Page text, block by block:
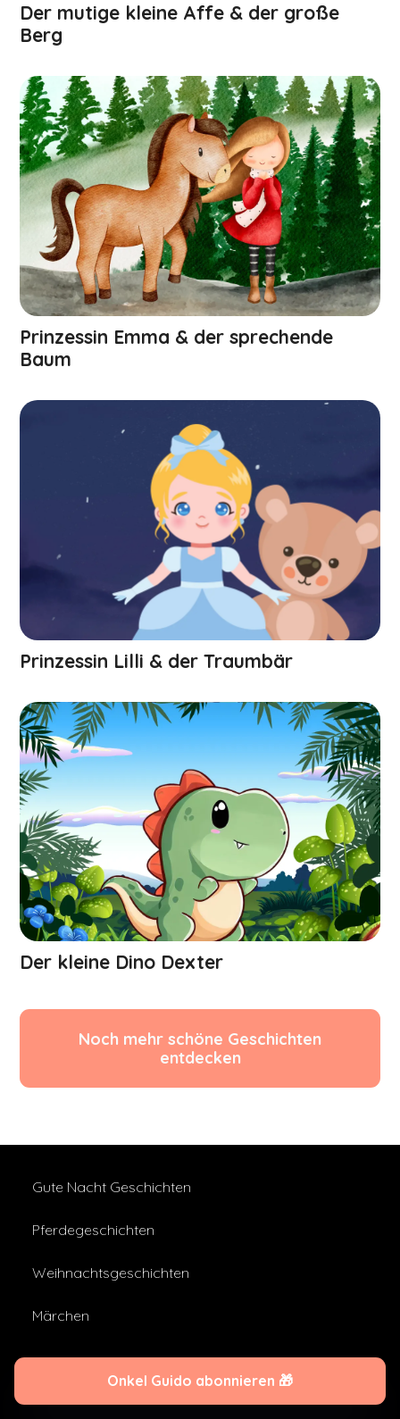
Der mutige kleine Affe & der große
Berg
Prinzessin Emma & der sprechende
Baum
Prinzessin Lilli & der Traumbär
Der kleine Dino Dexter
Noch mehr schöne Geschichten
entdecken
Gute Nacht Geschichten
Pferdegeschichten
Weihnachtsgeschichten
Märchen
Onkel Guido
Onkel Guido abonnieren 🎁